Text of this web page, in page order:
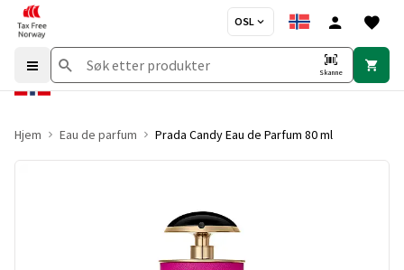
OSL
Skanne
Hjem Eau de parfum Prada Candy Eau de Parfum 80 ml